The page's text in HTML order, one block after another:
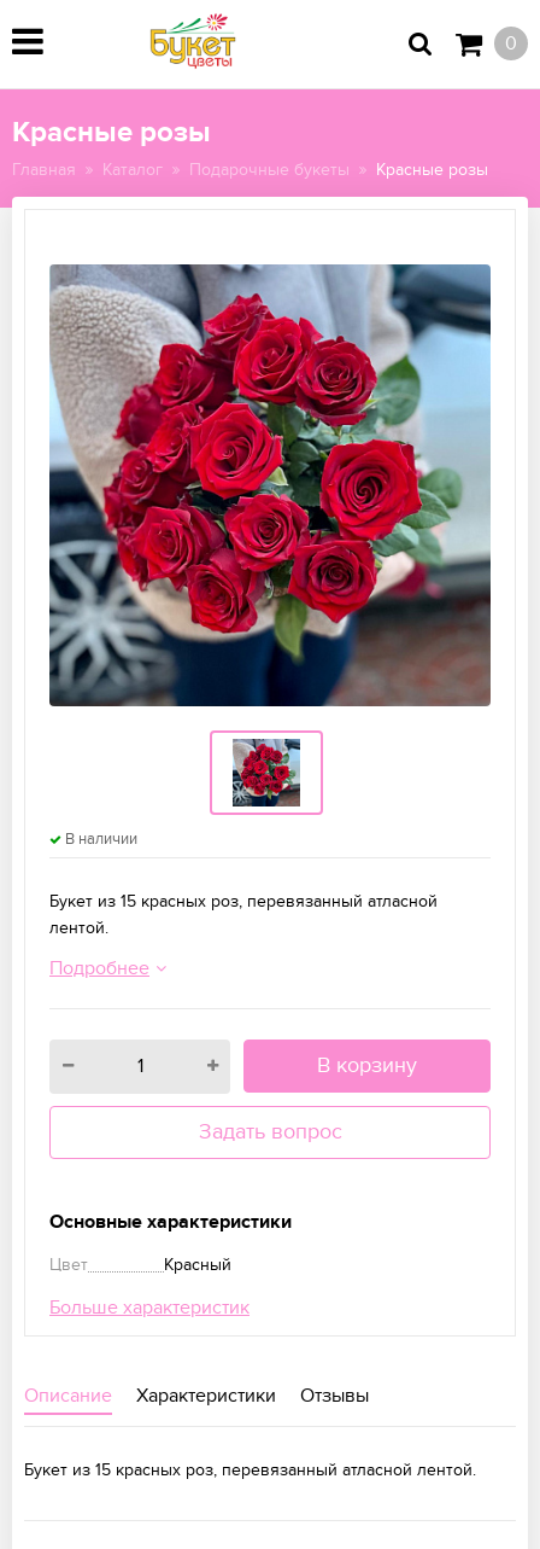
0
Красные розы
Главная Каталог Подарочные букеты Красные розы
В наличии
Букет из 15 красных роз, перевязанный атласной
лентой.
Подробнее
В корзину
Задать вопрос
Основные характеристики
Цвет Красный
Больше характеристик
Описание Характеристики Отзывы
Букет из 15 красных роз, перевязанный атласной лентой.